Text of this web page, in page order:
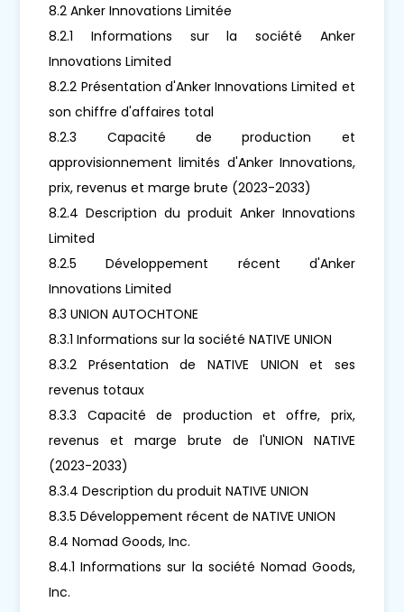
8.2 Anker Innovations Limitée
8.2.1 Informations sur la société Anker
Innovations Limited
8.2.2 Présentation d'Anker Innovations Limited et
son chiffre d'affaires total
8.2.3 Capacité de production et
approvisionnement limités d'Anker Innovations,
prix, revenus et marge brute (2023-2033)
8.2.4 Description du produit Anker Innovations
Limited
8.2.5 Développement récent d'Anker
Innovations Limited
8.3 UNION AUTOCHTONE
8.3.1 Informations sur la société NATIVE UNION
8.3.2 Présentation de NATIVE UNION et ses
revenus totaux
8.3.3 Capacité de production et offre, prix,
revenus et marge brute de l'UNION NATIVE
(2023-2033)
8.3.4 Description du produit NATIVE UNION
8.3.5 Développement récent de NATIVE UNION
8.4 Nomad Goods, Inc.
8.4.1 Informations sur la société Nomad Goods,
Inc.